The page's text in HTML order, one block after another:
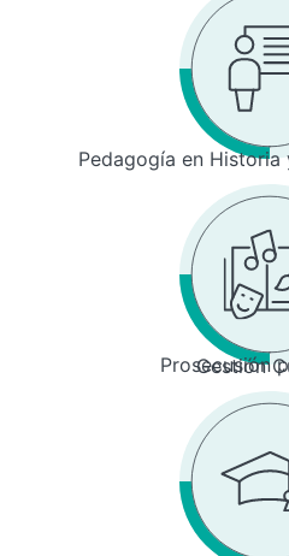
Pedagogía en Historia
Prosecusión
Gestión